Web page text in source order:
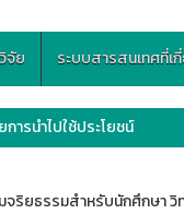
จัย ระบบสารสนเทศที่เ
ารนำไปใช้ประโยชน์
ริยธรรมสำหรับนักศึกษา